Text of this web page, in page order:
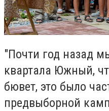
"Почти год назад
квартала Южный,
бювет, это было
предвыборной